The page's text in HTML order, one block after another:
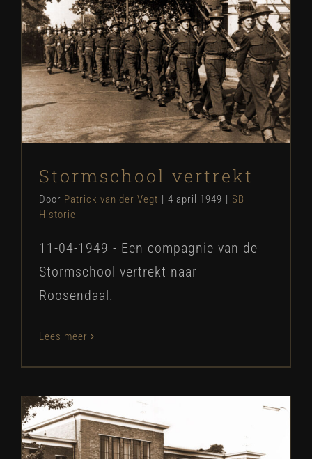
Stormschool vertrekt
SB Historie
Stormschool vertrekt
Door Patrick van der Vegt | 4 april 1949 | SB
Historie
11-04-1949 - Een compagnie van de
Stormschool vertrekt naar
Roosendaal.
Lees meer